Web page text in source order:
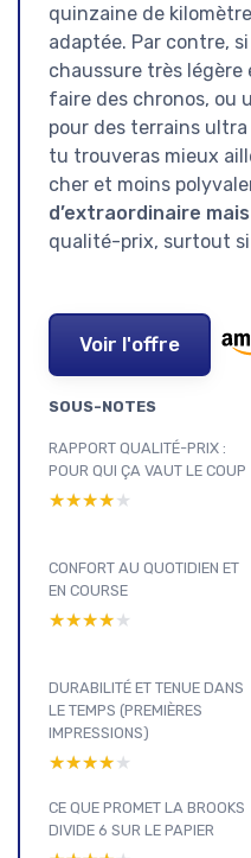
quinzaine de
adaptée. Par contre,
chaussure très
faire des chronos, ou
pour des terrains
tu trouveras mieux
cher et moins
d’extraordinaire
qualité-prix, surtout
Voir l'offre
SOUS-NOTES
RAPPORT QUALITÉ-PRIX :
POUR QUI ÇA VAUT LE COUP
★★★★★
★★★★★
CONFORT AU QUOTIDIEN ET
EN COURSE
★★★★★
★★★★★
DURABILITÉ ET TENUE DANS
LE TEMPS (PREMIÈRES
IMPRESSIONS)
★★★★★
★★★★★
CE QUE PROMET LA BROOKS
DIVIDE 6 SUR LE PAPIER